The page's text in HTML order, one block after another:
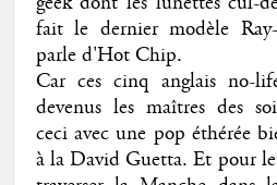
fait le dernier modèle
parle d'Hot Chip.
Car ces cinq anglais no-
devenus les maîtres des
ceci avec une pop éthérée
à la David Guetta. Et pour